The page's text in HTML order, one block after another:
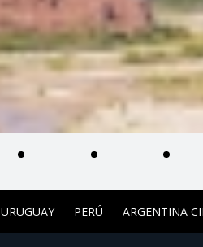
URUGUAY PERÚ ARGENTINA